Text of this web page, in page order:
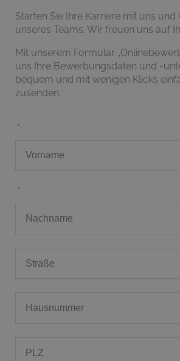
Starten Sie Ihre Karriere mit uns und
unseres Teams. Wir freuen uns auf
Mit unserem Formular
uns Ihre Bewerbungsdaten und -
bequem und mit wenigen Klicks
zusenden.